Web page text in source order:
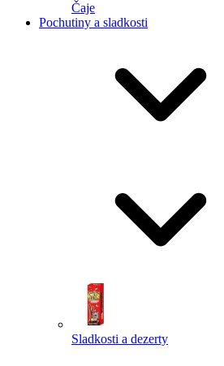
Čaje
Pochutiny a sladkosti
Sladkosti a dezerty